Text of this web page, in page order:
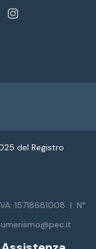
del Registro
15718681008 | N°